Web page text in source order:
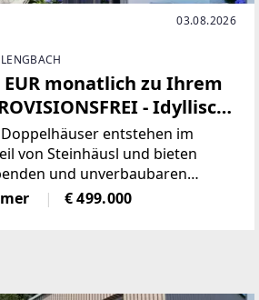
03.08.2026
EUR monatlich zu Ihrem
- Idyllisch
Toren Wiensentstehen im
von Steinhäusl und bieten
und unverbaubaren
traumhaften Sonnenhang. In
genießen Sie eine herrliche
€ 499.000